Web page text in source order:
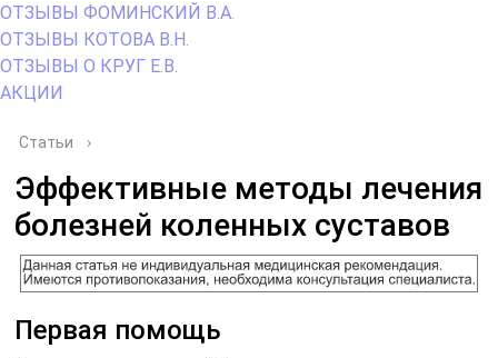
ОТЗЫВЫ ФОМИНСКИЙ В.А.
ОТЗЫВЫ КОТОВА В.Н.
ОТЗЫВЫ О КРУГ Е.В.
АКЦИИ
Статьи ›
Эффективные методы лечения
болезней коленных суставов
Первая помощь